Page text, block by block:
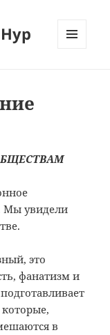
Мы увидели
это
фанатизм и
в